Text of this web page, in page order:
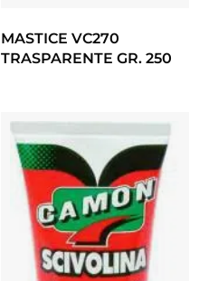
MASTICE VC270
TRASPARENTE GR. 250